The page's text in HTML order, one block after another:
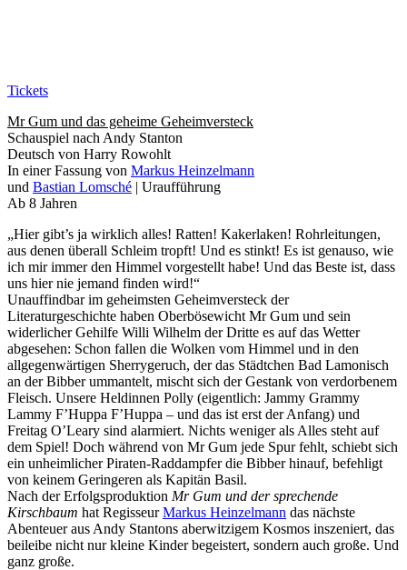
Tickets
Mr Gum und das geheime Geheimversteck
Schauspiel nach Andy Stanton
Deutsch von Harry Rowohlt
In einer Fassung von Markus Heinzelmann
und Bastian Lomsché | Uraufführung
Ab 8 Jahren
„Hier gibt’s ja wirklich alles! Ratten! Kakerlaken! Rohrleitungen,
aus denen überall Schleim tropft! Und es stinkt! Es ist genauso, wie
ich mir immer den Himmel vorgestellt habe! Und das Beste ist, dass
uns hier nie jemand finden wird!“
Unauffindbar im geheimsten Geheimversteck der
Literaturgeschichte haben Oberbösewicht Mr Gum und sein
widerlicher Gehilfe Willi Wilhelm der Dritte es auf das Wetter
abgesehen: Schon fallen die Wolken vom Himmel und in den
allgegenwärtigen Sherrygeruch, der das Städtchen Bad Lamonisch
an der Bibber ummantelt, mischt sich der Gestank von verdorbenem
Fleisch. Unsere Heldinnen Polly (eigentlich: Jammy Grammy
Lammy F’Huppa F’Huppa – und das ist erst der Anfang) und
Freitag O’Leary sind alarmiert. Nichts weniger als Alles steht auf
dem Spiel! Doch während von Mr Gum jede Spur fehlt, schiebt sich
ein unheimlicher Piraten-Raddampfer die Bibber hinauf, befehligt
von keinem Geringeren als Kapitän Basil.
Nach der Erfolgsproduktion Mr Gum und der sprechende
Kirschbaum hat RegisseurMarkus Heinzelmann das nächste
Abenteuer aus Andy Stantons aberwitzigem Kosmos inszeniert, das
beileibe nicht nur kleine Kinder begeistert, sondern auch große. Und
ganz große.